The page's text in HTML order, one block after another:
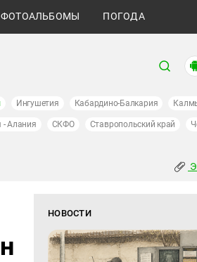
ФОТОАЛЬБОМЫ ПОГОДА
Ингушетия Кабардино-Балкария
- Алания СКФО Ставропольский край
НОВОСТИ